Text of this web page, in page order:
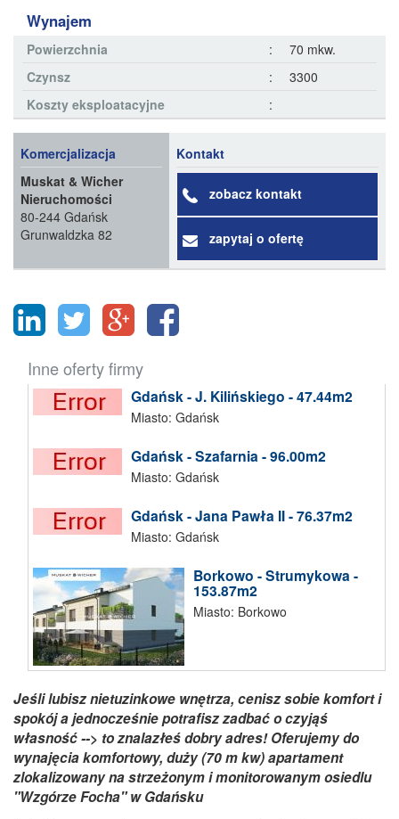
Wynajem
Powierzchnia :
70 mkw.
Czynsz
:
3300
Koszty eksploatacyjne
:
Komercjalizacja
Muskat & Wicher
Nieruchomości
80-244 Gdańsk
Grunwaldzka 82
Kontakt
zobacz kontakt
zapytaj o ofertę
Inne oferty firmy
Gdańsk - J. Kilińskiego - 47.44m2
Miasto: Gdańsk
Gdańsk - Szafarnia - 96.00m2
Miasto: Gdańsk
Gdańsk - Jana Pawła II - 76.37m2
Miasto: Gdańsk
Borkowo - Strumykowa -
153.87m2
Miasto: Borkowo
Jeśli lubisz nietuzinkowe wnętrza, cenisz sobie komfort i
spokój a jednocześnie potrafisz zadbać o czyjąś
własność --> to znalazłeś dobry adres! Oferujemy do
wynajęcia komfortowy, duży (70 m kw) apartament
zlokalizowany na strzeżonym i monitorowanym osiedlu
"Wzgórze Focha" w Gdańsku